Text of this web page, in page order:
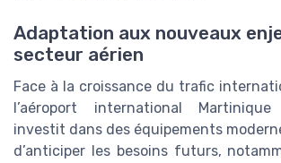
Adaptation aux nouveaux
secteur aérien
Face à la croissance du trafic
l’aéroport international
investit dans des équipements
d’anticiper les besoins futurs,